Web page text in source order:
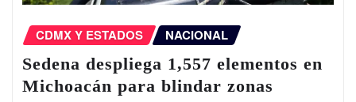
CDMX Y ESTADOS NACIONAL
Sedena despliega 1,557 elementos en
Michoacán para blindar zonas